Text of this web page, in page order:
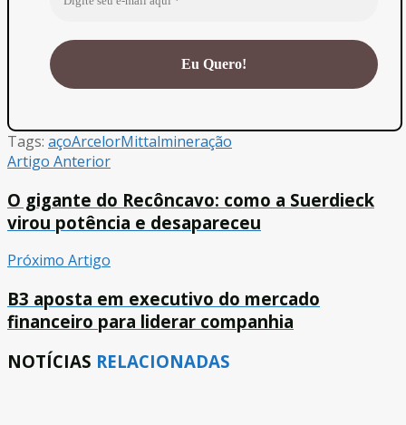
Tags: açoArcelorMittalmineração
Artigo Anterior
O gigante do Recôncavo: como a Suerdieck
virou potência e desapareceu
Próximo Artigo
B3 aposta em executivo do mercado
financeiro para liderar companhia
NOTÍCIAS RELACIONADAS